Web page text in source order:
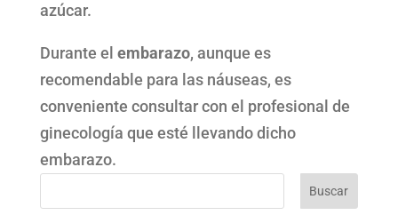
azúcar.
Durante el embarazo, aunque es
recomendable para las náuseas, es
conveniente consultar con el profesional de
ginecología que esté llevando dicho
embarazo.
Buscar